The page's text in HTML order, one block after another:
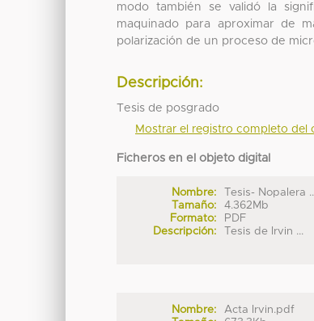
modo también se validó la
maquinado para aproximar de
polarización de un proceso de
Descripción:
Tesis de posgrado
Mostrar el registro completo del
Ficheros en el objeto digital
Nombre:
Tesis- Nopalera
Tamaño:
4.362Mb
Formato:
PDF
Descripción:
Tesis de Irvin ...
Nombre:
Acta Irvin.pdf